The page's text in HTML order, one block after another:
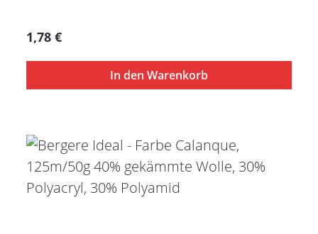
Regulärer Preis:
1,78 €
In den Warenkorb